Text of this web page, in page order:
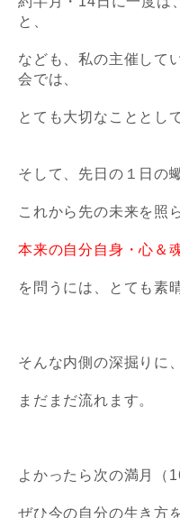
と、
なども、私の主催して
会では、
とても大切なこととし
そして、先日の１日の
これから先の未来を照
本来の自分自身・心＆
を問うには、とても素
そんな内側の深掘りに
まだまだ流れます。
よかったら次の満月（
ぜひ今の自分の生き方